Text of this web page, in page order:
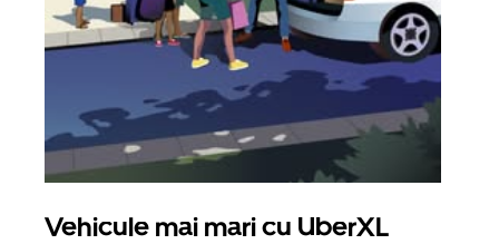
Vehicule mai mari cu UberXL